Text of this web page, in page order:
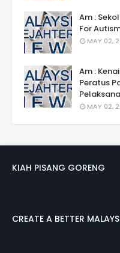
Am :
For
MAY 02,
Am :
Peratus
MAY 02,
KIAH PISANG GORENG
CREATE A BETTER